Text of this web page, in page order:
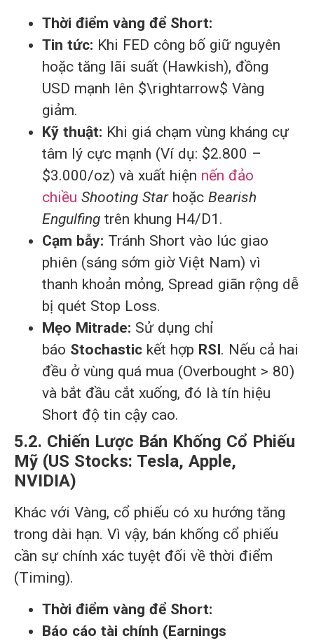
Thời điểm vàng để Short:
Tin tức: Khi FED công bố giữ nguyên
hoặc tăng lãi suất (Hawkish), đồng
USD mạnh lên $\rightarrow$ Vàng
giảm.
Kỹ thuật: Khi giá chạm vùng kháng cự
tâm lý cực mạnh (Ví dụ: $2.800 –
$3.000/oz) và xuất hiện nến đảo
chiều Shooting Starhoặc Bearish
Engulfing trên khung H4/D1.
Cạm bẫy: Tránh Short vào lúc giao
phiên (sáng sớm giờ Việt Nam) vì
thanh khoản mỏng, Spread giãn rộng dễ
bị quét Stop Loss.
Mẹo Mitrade: Sử dụng chỉ
báo Stochastic kết hợp RSI. Nếu cả hai
đều ở vùng quá mua (Overbought > 80)
và bắt đầu cắt xuống, đó là tín hiệu
Short độ tin cậy cao.
5.2. Chiến Lược Bán Khống Cổ Phiếu
Mỹ (US Stocks: Tesla, Apple,
NVIDIA)
Khác với Vàng, cổ phiếu có xu hướng tăng
trong dài hạn. Vì vậy, bán khống cổ phiếu
cần sự chính xác tuyệt đối về thời điểm
(Timing).
Thời điểm vàng để Short:
Báo cáo tài chính (Earnings